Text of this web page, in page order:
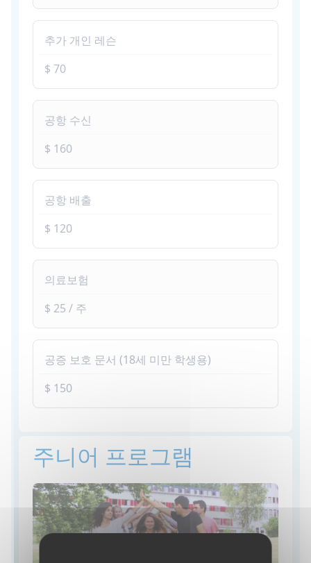
추가 개인 레슨
$ 70
공항 수신
$ 160
공항 배출
$ 120
의료보험
$ 25 / 주
공증 보호 문서 (18세 미만 학생용)
$ 150
주니어 프로그램